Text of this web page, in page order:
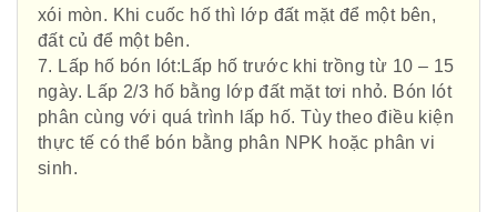
xói mòn. Khi cuốc hố thì lớp đất mặt để một bên,
đất củ để một bên.
7. Lấp hố bón lót:Lấp hố trước khi trồng từ 10 – 15
ngày. Lấp 2/3 hố bằng lớp đất mặt tơi nhỏ. Bón lót
phân cùng với quá trình lấp hố. Tùy theo điều kiện
thực tế có thể bón bằng phân NPK hoặc phân vi
sinh.
Hiệp hội bệnh viện tư nhân Việt
Nam